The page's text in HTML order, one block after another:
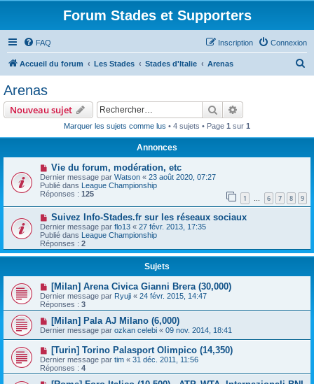
Forum Stades et Supporters
FAQ Connexion
Inscription
Accueil du forum Les Stades Stades d'Italie Arenas
Arenas
Nouveau sujet Rechercher
Marquer les sujets comme lus • 4 sujets • Page 1 sur 1
Annonces
Vie du forum, modération, etc
Dernier message par Watson « 23 août 2020, 07:27
Publié dans League Championship
Réponses : 125 1 … 6 7 8 9
Suivez Info-Stades.fr sur les réseaux sociaux
Dernier message par flo13 « 27 févr. 2013, 17:35
Publié dans League Championship
Réponses : 2
Sujets
[Milan] Arena Civica Gianni Brera (30,000)
Dernier message par Ryuji « 24 févr. 2015, 14:47
Réponses : 3
[Milan] Pala AJ Milano (6,000)
Dernier message par ozkan celebi « 09 nov. 2014, 18:41
[Turin] Torino Palasport Olimpico (14,350)
Dernier message par tim « 31 déc. 2011, 11:56
Réponses : 4